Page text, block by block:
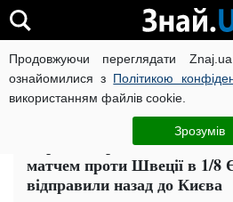
Продовжуючи переглядати
ознайомилися з Політикою
використанням файлів cookie.
Зрозумів
ВІЙНА РОСІЇ ПРОТИ УКРАЇНИ
Україна втратила
матчем проти Швеції в 1/8
відправили назад до Києва